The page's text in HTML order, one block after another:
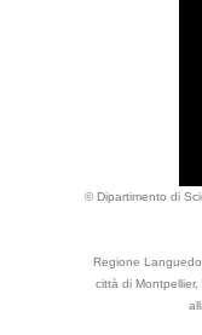
© Dipartimento di
Regione
città di